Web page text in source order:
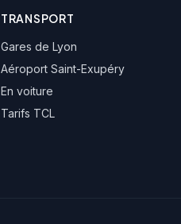
TRANSPORT
Gares de Lyon
Aéroport Saint-Exupéry
En voiture
Tarifs TCL